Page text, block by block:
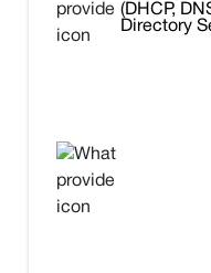
(DHCP,
Directory